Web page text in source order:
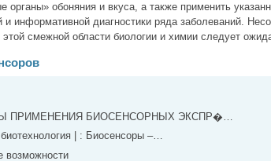
органы» обоняния и вкуса, а также применить
и информативной диагностики ряда заболеваний.
смежной области биологии и химии следует
ПРИМЕНЕНИЯ БИОСЕНСОРНЫХ ЭКСПР�…
| : Биосенсоры –…
возможности